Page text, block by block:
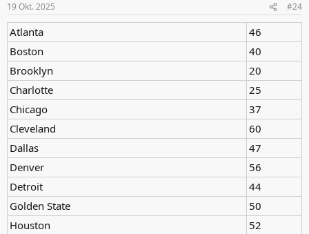
e
n
:
19 Okt. 2025 #24
Atlanta
46
Boston
40
Brooklyn
20
Charlotte
25
Chicago
37
Cleveland
60
Dallas
47
Denver
56
Detroit
44
Golden State
50
Houston
52